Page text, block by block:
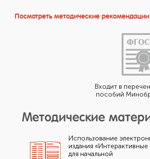
Посмотреть методические рекомендации
Входит в
пособий
Методические
Использование
издания «Интерактивные
для начальной